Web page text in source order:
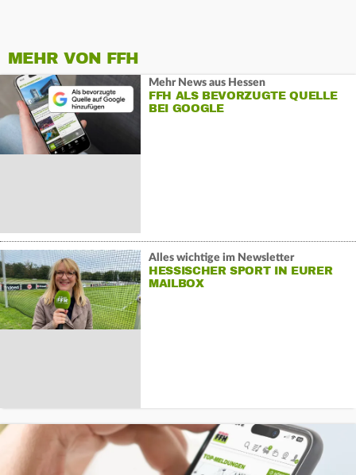
MEHR VON FFH
Mehr News aus Hessen
FFH ALS BEVORZUGTE QUELLE
BEI GOOGLE
Alles wichtige im Newsletter
HESSISCHER SPORT IN EURER
MAILBOX